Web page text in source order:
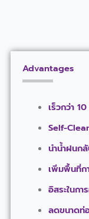
Advantages
เร็วกว่า 10
Self-
นำน้ำฝนก
เพิ่มพื้นที่ก
อิสระในก
ลดขนาดท่